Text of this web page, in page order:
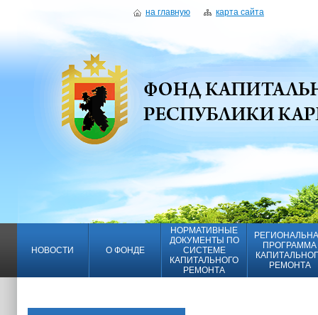
на главную карта сайта
НОВОСТИ О ФОНДЕ
НОРМАТИВНЫЕ
ДОКУМЕНТЫ ПО
СИСТЕМЕ
КАПИТАЛЬНОГО
РЕМОНТА
ПРОГРАММА
РЕМОНТА